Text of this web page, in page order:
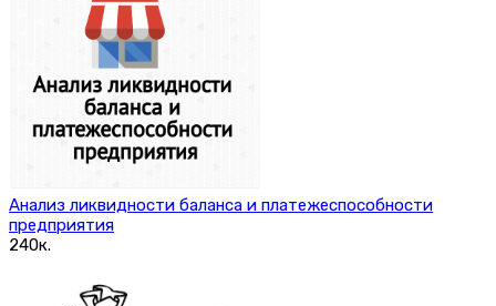
Анализ ликвидности баланса и платежеспособности
предприятия
240к.